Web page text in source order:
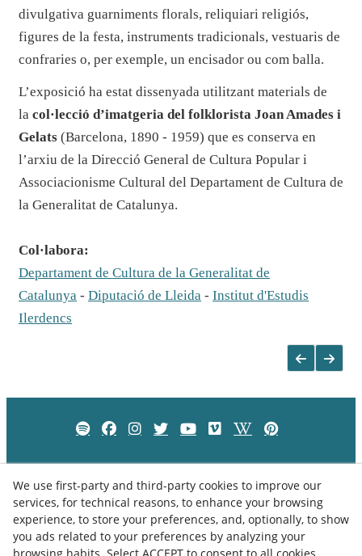
divulgativa guarniments florals, reliquiari religiós,
figures de la festa, instruments tradicionals, vestuaris de
confraries o, per exemple, un encisador ou com balla.
L’exposició ha estat dissenyada utilitzant materials de
la col·lecció d’imatgeria del folklorista Joan Amades i
Gelats (Barcelona, 1890 - 1959) que es conserva en
l’arxiu de la Direcció General de Cultura Popular i
Associacionisme Cultural del Departament de Cultura de
la Generalitat de Catalunya.
Col·labora:
Departament de Cultura de la Generalitat de
Catalunya - Diputació de Lleida - Institut d'Estudis
Ilerdencs
We use first-party and third-party cookies to improve our
services, for technical reasons, to enhance your browsing
experience, to store your preferences, and, optionally, to show
you ads related to your preferences by analyzing your